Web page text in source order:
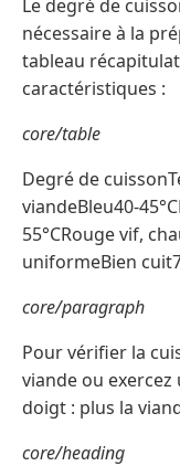
Le degré de
nécessaire à la
tableau
caractéristiques :
core/table
Degré de
viandeBleu40-
55°CRouge vif,
uniformeBien
core/paragraph
Pour vérifier la
viande ou
doigt : plus la
core/heading